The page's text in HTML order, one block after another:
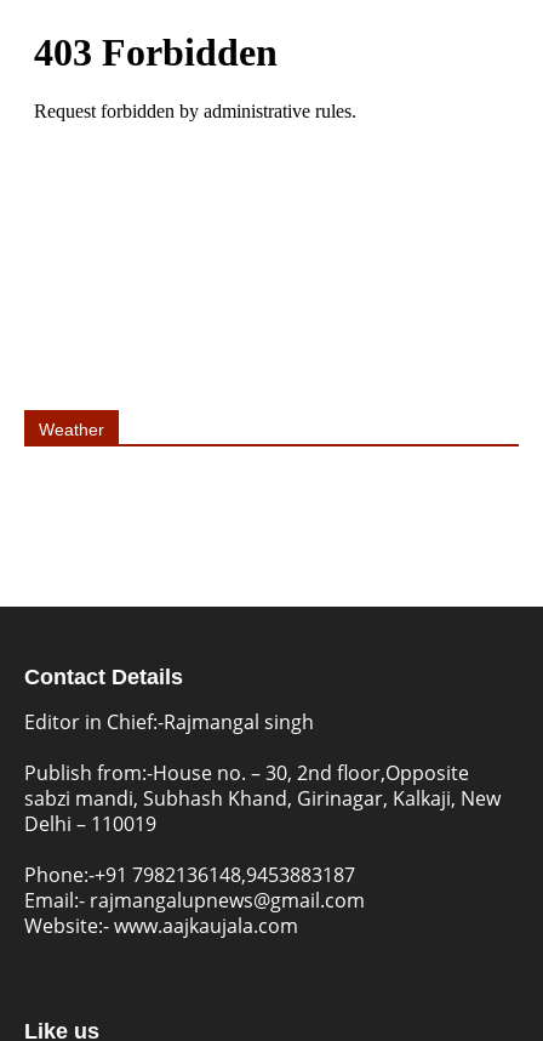
Weather
Contact Details
Editor in Chief:-Rajmangal singh
Publish from:-House no. – 30, 2nd floor,Opposite
sabzi mandi, Subhash Khand, Girinagar, Kalkaji, New
Delhi – 110019
Phone:-+91 7982136148,9453883187
Email:- rajmangalupnews@gmail.com
Website:-www.aajkaujala.com
Like us